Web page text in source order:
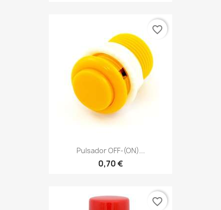
Pulsador OFF-(ON)...
0,70 €
favorite_border
favorite_border